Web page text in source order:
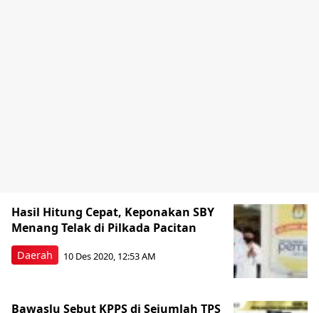
Daerah
Hasil Hitung Cepat, Keponakan SBY
Menang Telak di Pilkada Pacitan
10 Des 2020, 12:53 AM
Bawaslu Sebut KPPS di Sejumlah TPS